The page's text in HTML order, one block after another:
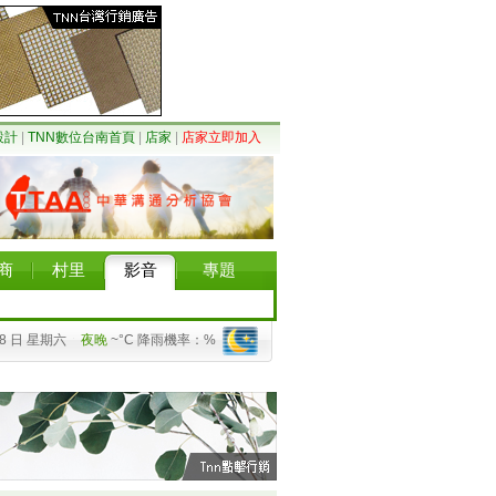
計 TNN數位台南首頁 店家 店家立即加入
村里 影音 專題
日 星期六 夜晚 ~°C 降雨機率：%